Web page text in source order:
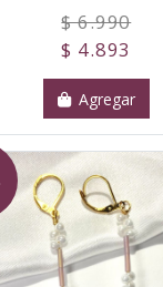
$ 6.990
$ 4.893
Agregar